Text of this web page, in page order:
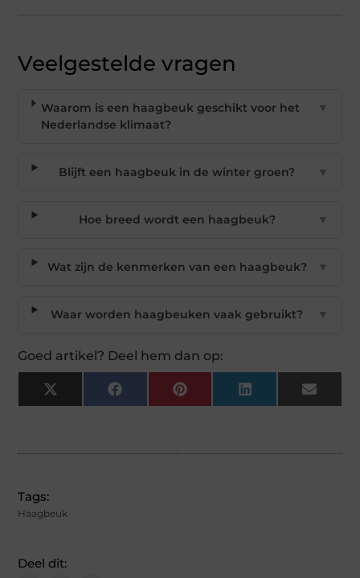
Veelgestelde vragen
Waarom is een haagbeuk geschikt voor het
Nederlandse klimaat?
▼
Blijft een haagbeuk in de winter groen? ▼
Hoe breed wordt een haagbeuk? ▼
Wat zijn de kenmerken van een haagbeuk? ▼
Waar worden haagbeuken vaak gebruikt? ▼
Goed artikel? Deel hem dan op:
X
(Twitter)
Facebook Pinterest LinkedIn Email
Tags:
Haagbeuk
Deel dit: